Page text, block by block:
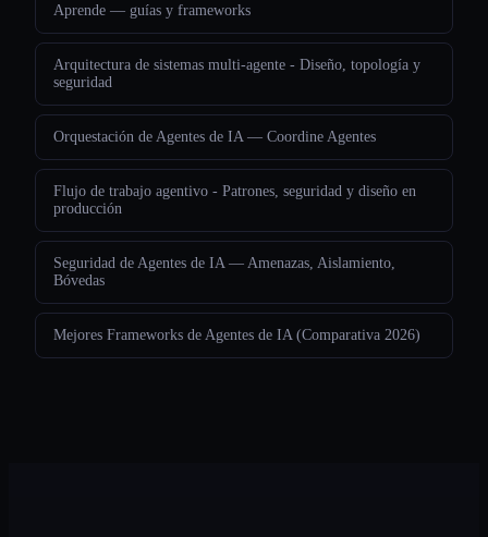
Aprende — guías y frameworks
Arquitectura de sistemas multi-agente - Diseño, topología y
seguridad
Orquestación de Agentes de IA — Coordine Agentes
Flujo de trabajo agentivo - Patrones, seguridad y diseño en
producción
Seguridad de Agentes de IA — Amenazas, Aislamiento,
Bóvedas
Mejores Frameworks de Agentes de IA (Comparativa 2026)